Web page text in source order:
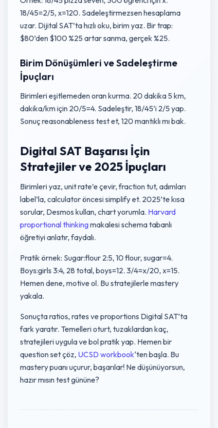
18/45=2/5, x=120. Sadeleştirmezsen hesaplama
uzar. Dijital SAT’ta hızlı oku, birim yaz. Bir trap:
$80’den $100 %25 artar sanma, gerçek %25.
Birim Dönüşümleri ve Sadeleştirme
İpuçları
Birimleri eşitlemeden oran kurma. 20 dakika 5 km,
dakika/km için 20/5=4. Sadeleştir, 18/45’i 2/5 yap.
Sonuç reasonableness test et, 120 mantıklı mı bak.
Digital SAT Başarısı İçin
Stratejiler ve 2025 İpuçları
Birimleri yaz, unit rate’e çevir, fraction tut, adımları
label’la, calculator öncesi simplify et. 2025’te kısa
sorular, Desmos kullan, chart yorumla. Harvard
proportional thinkingmakalesi schema tabanlı
öğretiyi anlatır, faydalı.
Pratik örnek: Sugar:flour 2:5, 10 flour, sugar=4.
Boys:girls 3:4, 28 total, boys=12. 3/4=x/20, x=15.
Hemen dene, motive ol. Bu stratejilerle mastery
yakala.
Sonuçta ratios, rates ve proportions Digital SAT’ta
fark yaratır. Temelleri oturt, tuzaklardan kaç,
stratejileri uygula ve bol pratik yap. Hemen bir
question set çöz, UCSD workbook‘ten başla. Bu
mastery puanı uçurur, başarılar! Ne düşünüyorsun,
hazır mısın test gününe?